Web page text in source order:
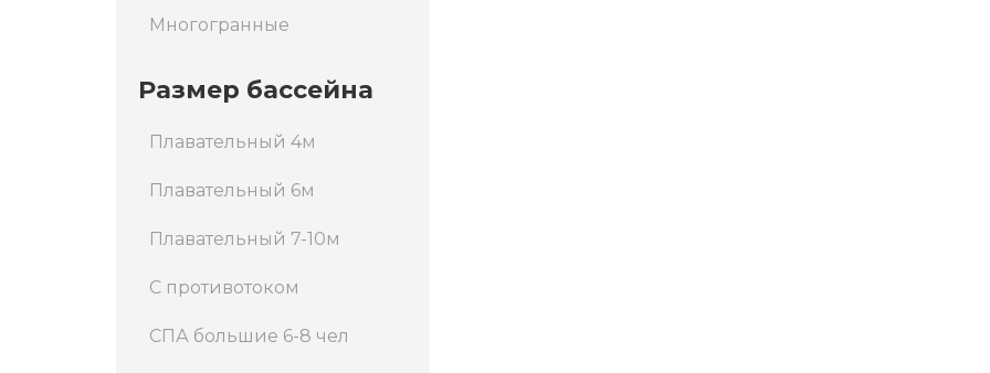
Многогранные
Размер бассейна
Плавательный 4м
Плавательный 6м
Плавательный 7-10м
С противотоком
СПА большие 6-8 чел